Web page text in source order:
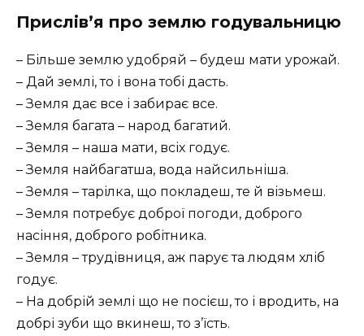
Прислів’я про землю годувальницю
– Більше землю удобряй – будеш мати урожай.
– Дай землі, то і вона тобі дасть.
– Земля дає все і забирає все.
– Земля багата – народ багатий.
– Земля – наша мати, всіх годує.
– Земля найбагатша, вода найсильніша.
– Земля – тарілка, що покладеш, те й візьмеш.
– Земля потребує доброї погоди, доброго
насіння, доброго робітника.
– Земля – трудівниця, аж парує та людям хліб
годує.
– На добрій землі що не посієш, то і вродить, на
добрі зуби що вкинеш, то з’їсть.